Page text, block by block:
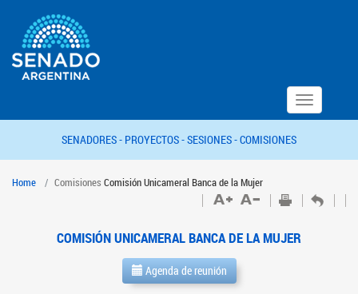
Toggle
navigation
SENADORES - PROYECTOS -SESIONES -COMISIONES
Home Comisiones Comisión Unicameral Banca de la Mujer
COMISIÓN UNICAMERAL BANCA DE LA MUJER
Agenda de reunión